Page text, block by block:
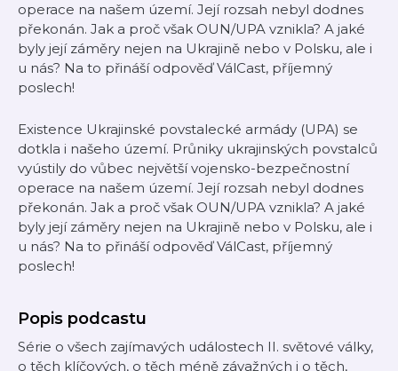
operace na našem území. Její rozsah nebyl dodnes
překonán. Jak a proč však OUN/UPA vznikla? A jaké
byly její záměry nejen na Ukrajině nebo v Polsku, ale i
u nás? Na to přináší odpověď VálCast, příjemný
poslech!
Existence Ukrajinské povstalecké armády (UPA) se
dotkla i našeho území. Průniky ukrajinských povstalců
vyústily do vůbec největší vojensko-bezpečnostní
operace na našem území. Její rozsah nebyl dodnes
překonán. Jak a proč však OUN/UPA vznikla? A jaké
byly její záměry nejen na Ukrajině nebo v Polsku, ale i
u nás? Na to přináší odpověď VálCast, příjemný
poslech!
Popis podcastu
Série o všech zajímavých událostech II. světové války,
o těch klíčových, o těch méně závažných i o těch,